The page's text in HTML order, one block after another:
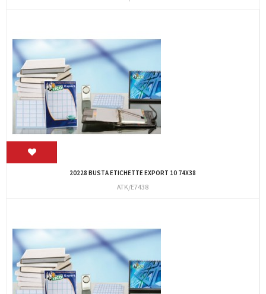
20228 BUSTA ETICHETTE EXPORT 10 74X38
ATK/E7438